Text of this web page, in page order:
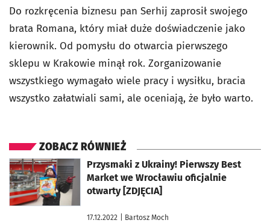
Do rozkręcenia biznesu pan Serhij zaprosił swojego
brata Romana, który miał duże doświadczenie jako
kierownik. Od pomysłu do otwarcia pierwszego
sklepu w Krakowie minął rok. Zorganizowanie
wszystkiego wymagało wiele pracy i wysiłku, bracia
wszystko załatwiali sami, ale oceniają, że było warto.
ZOBACZ RÓWNIEŻ
Przysmaki z Ukrainy! Pierwszy Best
Market we Wrocławiu oficjalnie
otwarty [ZDJĘCIA]
17.12.2022 | Bartosz Moch
otworzy się w nowej karcie